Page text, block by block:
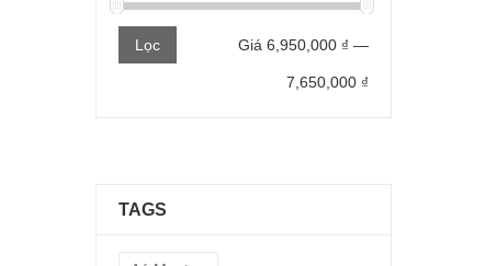
Giá
Giá
Lọc Giá 6,950,000 ₫ —
7,650,000 ₫
TAGS